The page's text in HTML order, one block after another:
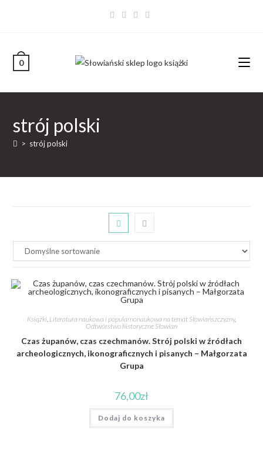
0
strój polski
> strój polski
Książki, Literatura naukowa i popularnonaukowa na temat Słowiańszczyzny,
Odtwórstwo historyczne Słowian
Czas żupanów, czas czechmanów. Strój polski w źródłach
archeologicznych, ikonograficznych i pisanych – Małgorzata
Grupa
76,00zł
Dodaj do koszyka